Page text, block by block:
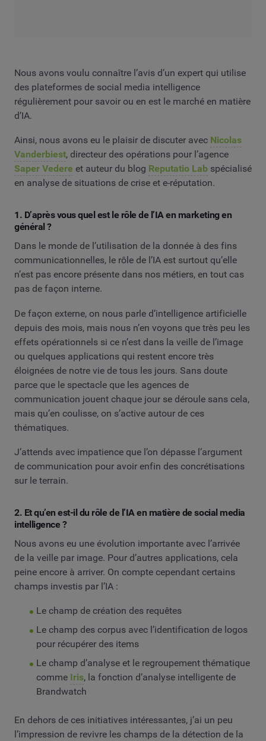
Nous avons voulu connaître l’avis d’un expert qui utilise
des plateformes de social media intelligence
régulièrement pour savoir ou en est le marché en matière
d’IA.
Ainsi, nous avons eu le plaisir de discuter avec Nicolas
Vanderbiest, directeur des opérations pour l’agence
Saper Vedere et auteur du blog Reputatio Lab spécialisé
en analyse de situations de crise et e-réputation.
1. D’après vous quel est le rôle de l’IA en marketing en
général ?
Dans le monde de l’utilisation de la donnée à des fins
communicationnelles, le rôle de l’IA est surtout qu’elle
n’est pas encore présente dans nos métiers, en tout cas
pas de façon interne.
De façon externe, on nous parle d’intelligence artificielle
depuis des mois, mais nous n’en voyons que très peu les
effets opérationnels si ce n’est dans la veille de l’image
ou quelques applications qui restent encore très
éloignées de notre vie de tous les jours. Sans doute
parce que le spectacle que les agences de
communication jouent chaque jour se déroule sans cela,
mais qu’en coulisse, on s’active autour de ces
thématiques.
J’attends avec impatience que l’on dépasse l’argument
de communication pour avoir enfin des concrétisations
sur le terrain.
2. Et qu’en est-il du rôle de l’IA en matière de social media
intelligence ?
Nous avons eu une évolution importante avec l’arrivée
de la veille par image. Pour d’autres applications, cela
peine encore à arriver. On compte cependant certains
champs investis par l’IA :
Le champ de création des requêtes
Le champ des corpus avec l’identification de logos
pour récupérer des items
Le champ d’analyse et le regroupement thématique
comme Iris, la fonction d’analyse intelligente de
Brandwatch
En dehors de ces initiatives intéressantes, j’ai un peu
l’impression de revivre les champs de la détection de la